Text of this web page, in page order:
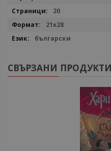
20
21x28
български
СВЪРЗАНИ ПРОДУКТИ